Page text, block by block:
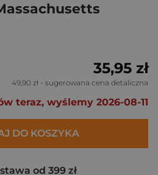
35,95 zł
49,90 zł - sugerowana cena detaliczna
teraz, wyślemy 2026-08-11
DO KOSZYKA
od 399 zł